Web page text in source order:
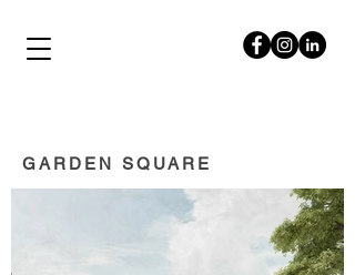
papalampropoulos
GARDEN SQUARE